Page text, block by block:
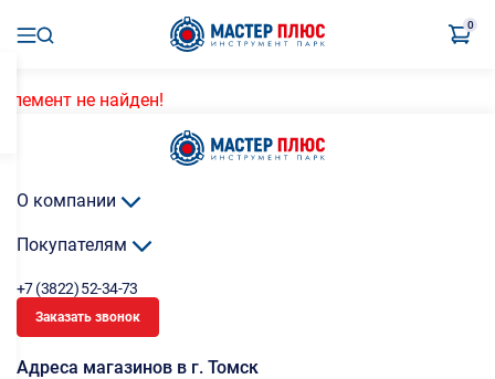
0
Элемент не найден!
О компании
Покупателям
+7 (3822) 52-34-73
Заказать звонок
Адреса магазинов в г. Томск